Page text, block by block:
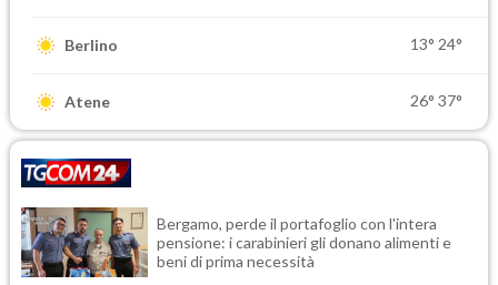
Berlino 13° 24°
Atene 26° 37°
Bergamo, perde il portafoglio con l'intera
pensione: i carabinieri gli donano alimenti e
beni di prima necessità